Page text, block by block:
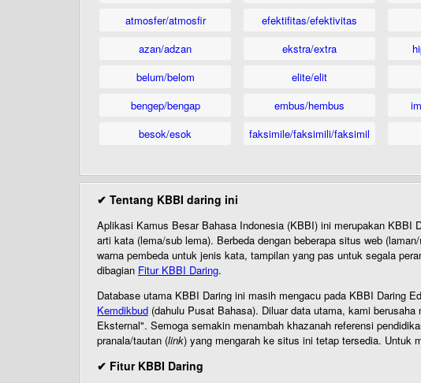
atmosfer/atmosfir
azan/adzan
belum/belom
bengep/bengap
besok/esok
efektifitas/efektivitas
ekstra/extra
elite/elit
embus/hembus
faksimile/faksimili/faksimil
✔ Tentang KBBI daring ini
Aplikasi Kamus Besar Bahasa Indonesia (KBBI) ini merupakan KBBI
arti kata (lema/sub lema). Berbeda dengan beberapa situs web (laman/
warna pembeda untuk jenis kata, tampilan yang pas untuk segala
dibagian Fitur KBBI Daring.
Database utama KBBI Daring ini masih mengacu pada KBBI Daring
Kemdikbud (dahulu Pusat Bahasa). Diluar data utama, kami
Eksternal". Semoga semakin menambah khazanah referensi
pranala/tautan (link) yang mengarah ke situs ini tetap tersedia. Untuk
✔ Fitur KBBI Daring